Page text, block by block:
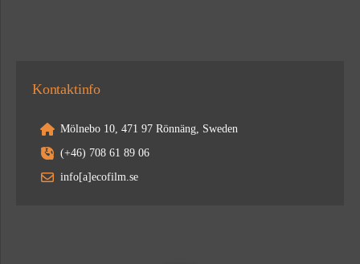
Kontaktinfo
Mölnebo 10, 471 97 Rönnäng, Sweden
(+46) 708 61 89 06
info[a]ecofilm.se